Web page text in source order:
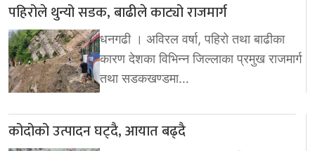
पहिरोले थुन्यो सडक, बाढीले काट्यो राजमार्ग
धनगढी । अविरल वर्षा, पहिरो तथा बाढीका
कारण देशका विभिन्न जिल्लाका प्रमुख राजमार्ग
तथा सडकखण्डमा…
कोदोको उत्पादन घट्दै, आयात बढ्दै